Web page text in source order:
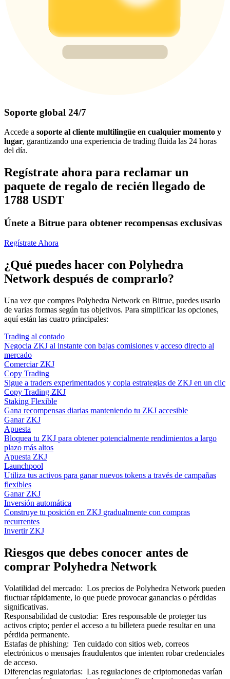
Soporte global 24/7
Accede a soporte al cliente multilingüe en cualquier momento y
lugar, garantizando una experiencia de trading fluida las 24 horas
del día.
Regístrate ahora para reclamar un
paquete de regalo de recién llegado de
1788 USDT
Únete a Bitrue para obtener recompensas exclusivas
Regístrate Ahora
¿Qué puedes hacer con Polyhedra
Network después de comprarlo?
Una vez que compres Polyhedra Network en Bitrue, puedes usarlo
de varias formas según tus objetivos. Para simplificar las opciones,
aquí están las cuatro principales:
Trading al contado
Negocia ZKJ al instante con bajas comisiones y acceso directo al
mercado
Comerciar ZKJ
Copy Trading
Sigue a traders experimentados y copia estrategias de ZKJ en un clic
Copy Trading ZKJ
Staking Flexible
Gana recompensas diarias manteniendo tu ZKJ accesible
Ganar ZKJ
Apuesta
Bloquea tu ZKJ para obtener potencialmente rendimientos a largo
plazo más altos
Apuesta ZKJ
Launchpool
Utiliza tus activos para ganar nuevos tokens a través de campañas
flexibles
Ganar ZKJ
Inversión automática
Construye tu posición en ZKJ gradualmente con compras
recurrentes
Invertir ZKJ
Riesgos que debes conocer antes de
comprar Polyhedra Network
Volatilidad del mercado: Los precios de Polyhedra Network pueden
fluctuar rápidamente, lo que puede provocar ganancias o pérdidas
significativas.
Responsabilidad de custodia: Eres responsable de proteger tus
activos cripto; perder el acceso a tu billetera puede resultar en una
pérdida permanente.
Estafas de phishing: Ten cuidado con sitios web, correos
electrónicos o mensajes fraudulentos que intenten robar credenciales
de acceso.
Diferencias regulatorias: Las regulaciones de criptomonedas varían